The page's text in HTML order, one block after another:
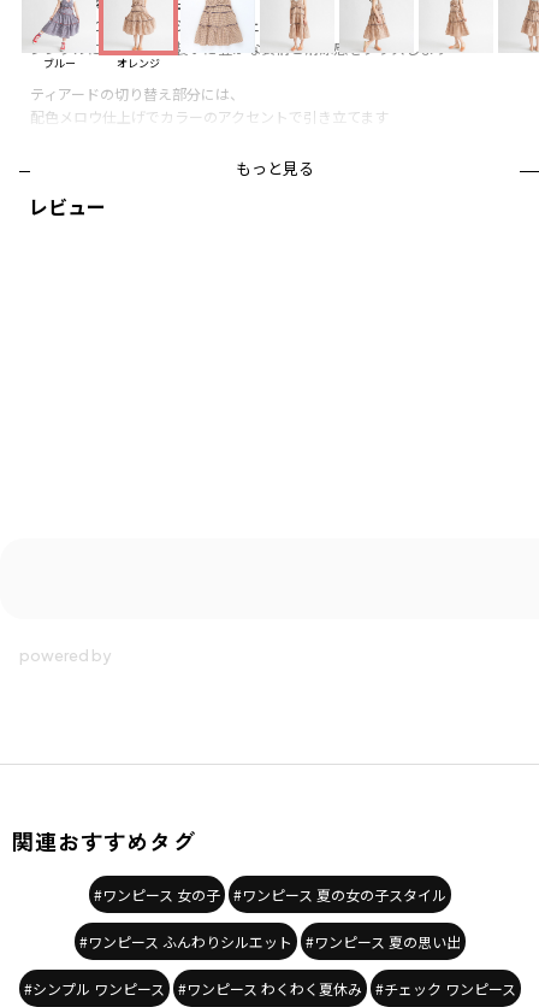
ブルー オレンジ
レビュー
ぽこぽことした独自のシワ感とチェック柄が、
シンプルになりがちな装いに豊かな表情と清涼感をプラスします
ティアードの切り替え部分には、
配色メロウ仕上げでカラーのアクセントで引き立てます
肩紐は長さ調整が可能なアジャスター付き
-----
もっと見る
関連おすすめタグ
#ワンピース 女の子 #ワンピース 夏の女の子スタイル
#ワンピース ふんわりシルエット #ワンピース 夏の思い出
#シンプル ワンピース #ワンピース わくわく夏休み #チェック ワンピース